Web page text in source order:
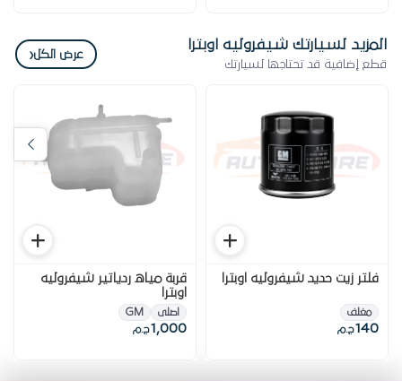
المزيد لسيارتك شيفروليه اوبترا
قطع إضافية قد تحتاجها لسيارتك
عرض الكل‹
فلتر زيت حديد شيفروليه اوبترا
مغلف
140ج.م
قربة مياه ردياتير شيفروليه
اوبترا
اصلى GM
1,000ج.م